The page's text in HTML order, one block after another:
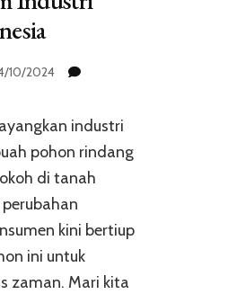
10/2024
industri
pohon rindang
di tanah
kini bertiup
ini untuk
zaman. Mari kita